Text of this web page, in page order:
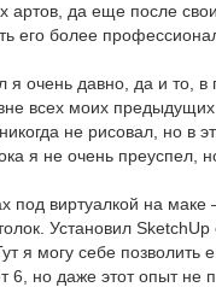
артов, да еще после
его более
я очень давно, да и то,
всех моих предыдущих
не рисовал, но в
я не очень преуспел,
под виртуалкой на
Установил
я могу себе позволить
6, но даже этот опыт не